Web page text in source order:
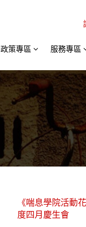
政策專區 服務專區
《喘息學院活動
度四月慶生會